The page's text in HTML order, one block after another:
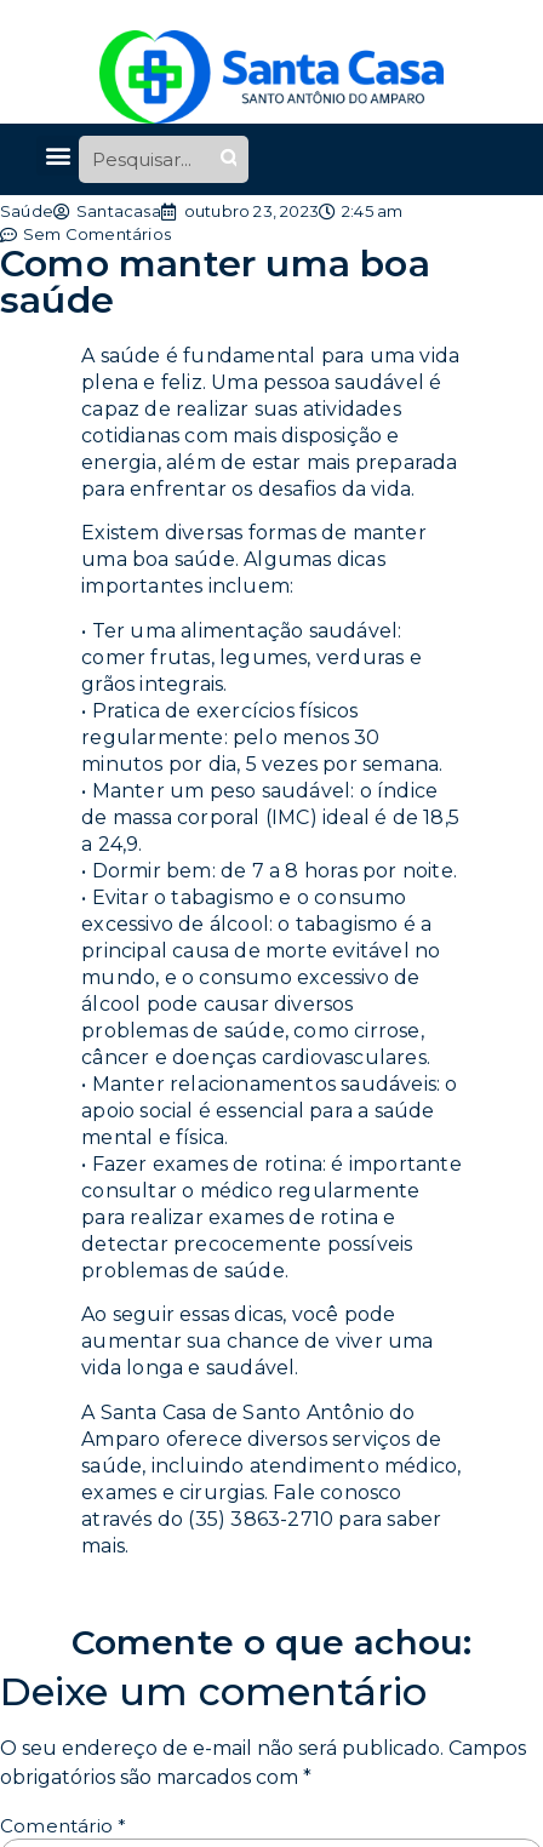
Saúde Santacasa outubro 23, 2023
2:45 am
Sem Comentários
Como manter uma boa
saúde
A saúde é fundamental para uma vida
plena e feliz. Uma pessoa saudável é
capaz de realizar suas atividades
cotidianas com mais disposição e
energia, além de estar mais preparada
para enfrentar os desafios da vida.
Existem diversas formas de manter
uma boa saúde. Algumas dicas
importantes incluem:
• Ter uma alimentação saudável:
comer frutas, legumes, verduras e
grãos integrais.
• Pratica de exercícios físicos
regularmente: pelo menos 30
minutos por dia, 5 vezes por semana.
• Manter um peso saudável: o índice
de massa corporal (IMC) ideal é de 18,5
a 24,9.
• Dormir bem: de 7 a 8 horas por noite.
• Evitar o tabagismo e o consumo
excessivo de álcool: o tabagismo é a
principal causa de morte evitável no
mundo, e o consumo excessivo de
álcool pode causar diversos
problemas de saúde, como cirrose,
câncer e doenças cardiovasculares.
• Manter relacionamentos saudáveis: o
apoio social é essencial para a saúde
mental e física.
• Fazer exames de rotina: é importante
consultar o médico regularmente
para realizar exames de rotina e
detectar precocemente possíveis
problemas de saúde.
Ao seguir essas dicas, você pode
aumentar sua chance de viver uma
vida longa e saudável.
A Santa Casa de Santo Antônio do
Amparo oferece diversos serviços de
saúde, incluindo atendimento médico,
exames e cirurgias. Fale conosco
através do (35) 3863-2710 para saber
mais.
Comente o que achou:
Deixe um comentário
O seu endereço de e-mail não será publicado. Campos
obrigatórios são marcados com *
Comentário*